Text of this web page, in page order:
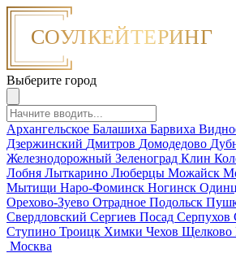
Выберите город
Архангельское Балашиха Барвиха
Дзержинский Дмитров Домодедово
Железнодорожный Зеленоград Клин
Лобня Лыткарино Люберцы Можайск
Мытищи Наро-Фоминск Ногинск
Орехово-Зуево Отрадное Подольск
Свердловский Сергиев Посад Серпухов
Ступино Троицк Химки Чехов Щелково
Москва